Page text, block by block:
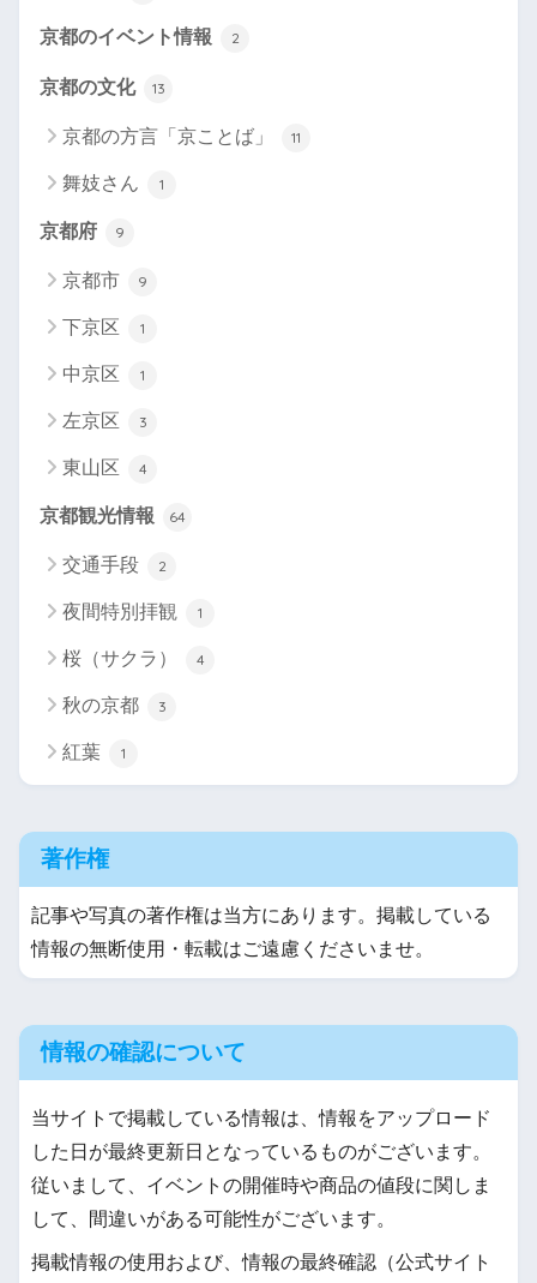
京都のイベント情報 2
京都の文化 13
京都の方言「京ことば」 11
舞妓さん 1
京都府 9
京都市 9
下京区 1
中京区 1
左京区 3
東山区 4
京都観光情報 64
交通手段 2
夜間特別拝観 1
桜（サクラ） 4
秋の京都 3
紅葉 1
著作権
記事や写真の著作権は当方にあります。掲載している
情報の無断使用・転載はご遠慮くださいませ。
情報の確認について
当サイトで掲載している情報は、情報をアップロード
した日が最終更新日となっているものがございます。
従いまして、イベントの開催時や商品の値段に関しま
して、間違いがある可能性がございます。
掲載情報の使用および、情報の最終確認（公式サイト